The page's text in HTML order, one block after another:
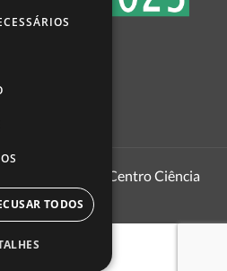
Conhecimento | Centro Ciência
TODOS